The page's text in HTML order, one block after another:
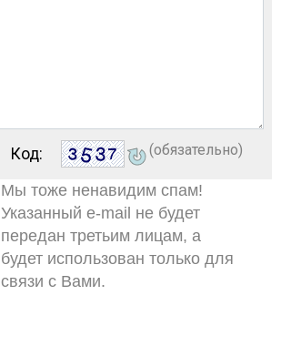
Код: (обязательно)
Мы тоже ненавидим спам!
Указанный e-mail не будет
передан третьим лицам, а
будет использован только для
связи с Вами.